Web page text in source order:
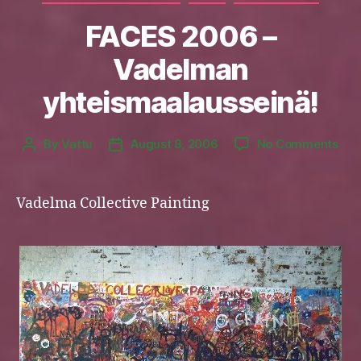
FACES 2006 –
Vadelman
yhteismaalausseinä!
PostByVattu
PostAugust 8, 2006 No Commentson
Vadelma Collective Painting